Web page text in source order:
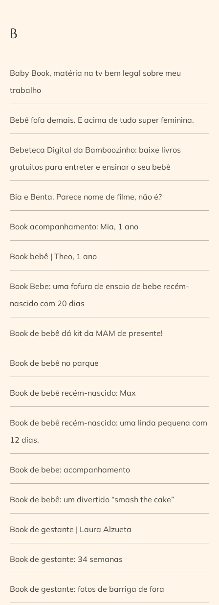
B
Baby Book, matéria na tv bem legal sobre meu
trabalho
Bebê fofa demais. E acima de tudo super feminina.
Bebeteca Digital da Bamboozinho: baixe livros
gratuitos para entreter e ensinar o seu bebê
Bia e Benta. Parece nome de filme, não é?
Book acompanhamento: Mia, 1 ano
Book bebê | Theo, 1 ano
Book Bebe: uma fofura de ensaio de bebe recém-
nascido com 20 dias
Book de bebê dá kit da MAM de presente!
Book de bebê no parque
Book de bebê recém-nascido: Max
Book de bebê recém-nascido: uma linda pequena com
12 dias.
Book de bebe: acompanhamento
Book de bebê: um divertido “smash the cake”
Book de gestante | Laura Alzueta
Book de gestante: 34 semanas
Book de gestante: fotos de barriga de fora